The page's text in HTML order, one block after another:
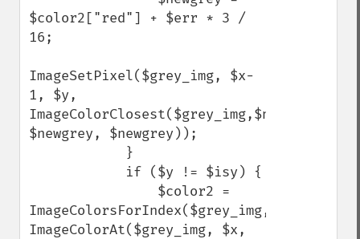
$color2["red"] + $err * 3 /
16;
ImageSetPixel($grey_img, $x-
1, $y,
ImageColorClosest($grey_img,$newgrey,
$newgrey, $newgrey));
ImageColorsForIndex($grey_img,
ImageColorAt($grey_img, $x,